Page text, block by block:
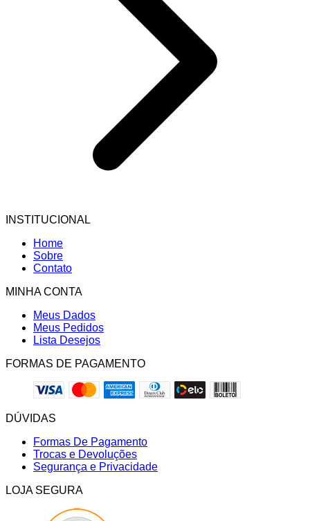
INSTITUCIONAL
Home
Sobre
Contato
MINHA CONTA
Meus Dados
Meus Pedidos
Lista Desejos
FORMAS DE PAGAMENTO
DÚVIDAS
Formas De Pagamento
Trocas e Devoluções
Segurança e Privacidade
LOJA SEGURA